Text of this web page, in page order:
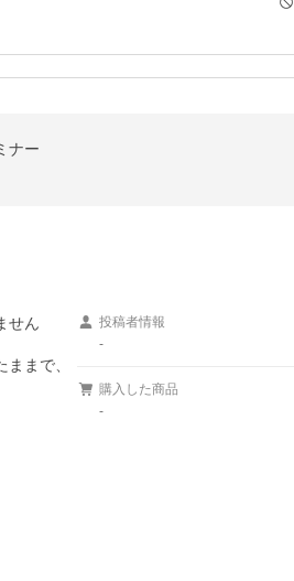
ナー
せん
まで、
投稿者情報
-
購入した商品
-